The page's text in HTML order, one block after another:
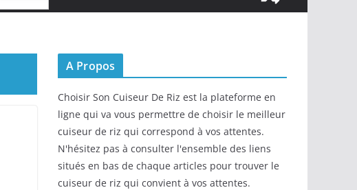
A Propos
Choisir Son Cuiseur De Riz est la plateforme en
ligne qui va vous permettre de choisir le meilleur
cuiseur de riz qui correspond à vos attentes.
N'hésitez pas à consulter l'ensemble des liens
situés en bas de chaque articles pour trouver le
cuiseur de riz qui convient à vos attentes.